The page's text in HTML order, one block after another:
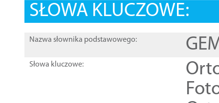
SŁOWA KLUCZOWE:
Nazwa słownika podstawowego:
Słowa kluczowe: